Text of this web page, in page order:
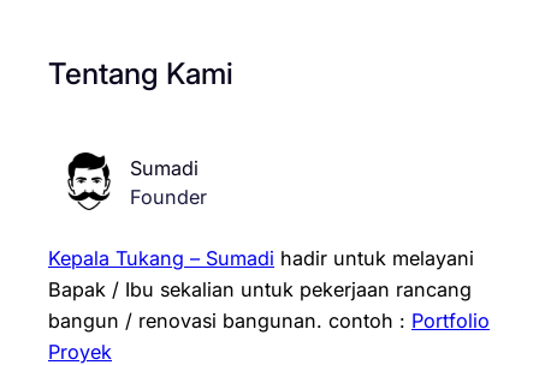
Tentang Kami
Sumadi
Founder
Kepala Tukang – Sumadi hadir untuk melayani
Bapak / Ibu sekalian untuk pekerjaan rancang
bangun / renovasi bangunan. contoh : Portfolio
Proyek